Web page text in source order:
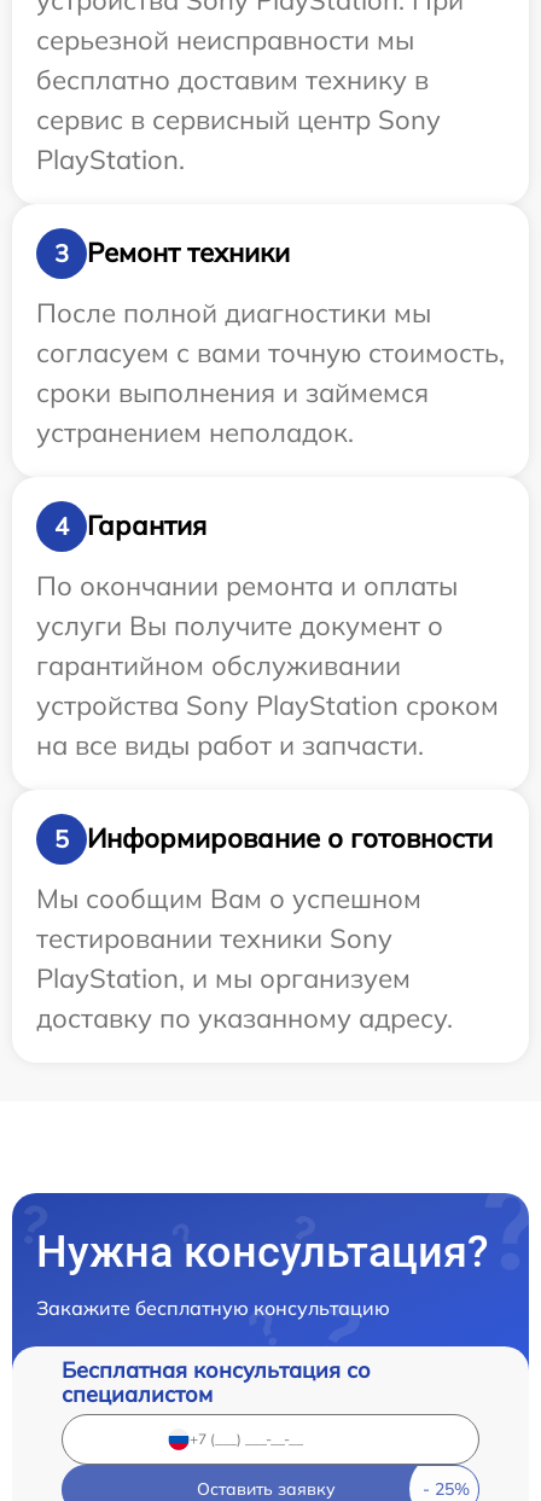
серьезной неисправности мы
бесплатно доставим технику в
сервис в сервисный центр Sony
PlayStation.
3
Ремонт техники
После полной диагностики мы
согласуем с вами точную стоимость,
сроки выполнения и займемся
устранением неполадок.
4
Гарантия
По окончании ремонта и оплаты
услуги Вы получите документ о
гарантийном обслуживании
устройства Sony PlayStation сроком
на все виды работ и запчасти.
5
Информирование о готовности
Мы сообщим Вам о успешном
тестировании техники Sony
PlayStation, и мы организуем
доставку по указанному адресу.
Нужна консультация?
Закажите бесплатную консультацию
Бесплатная консультация со
специалистом
Оставить заявку